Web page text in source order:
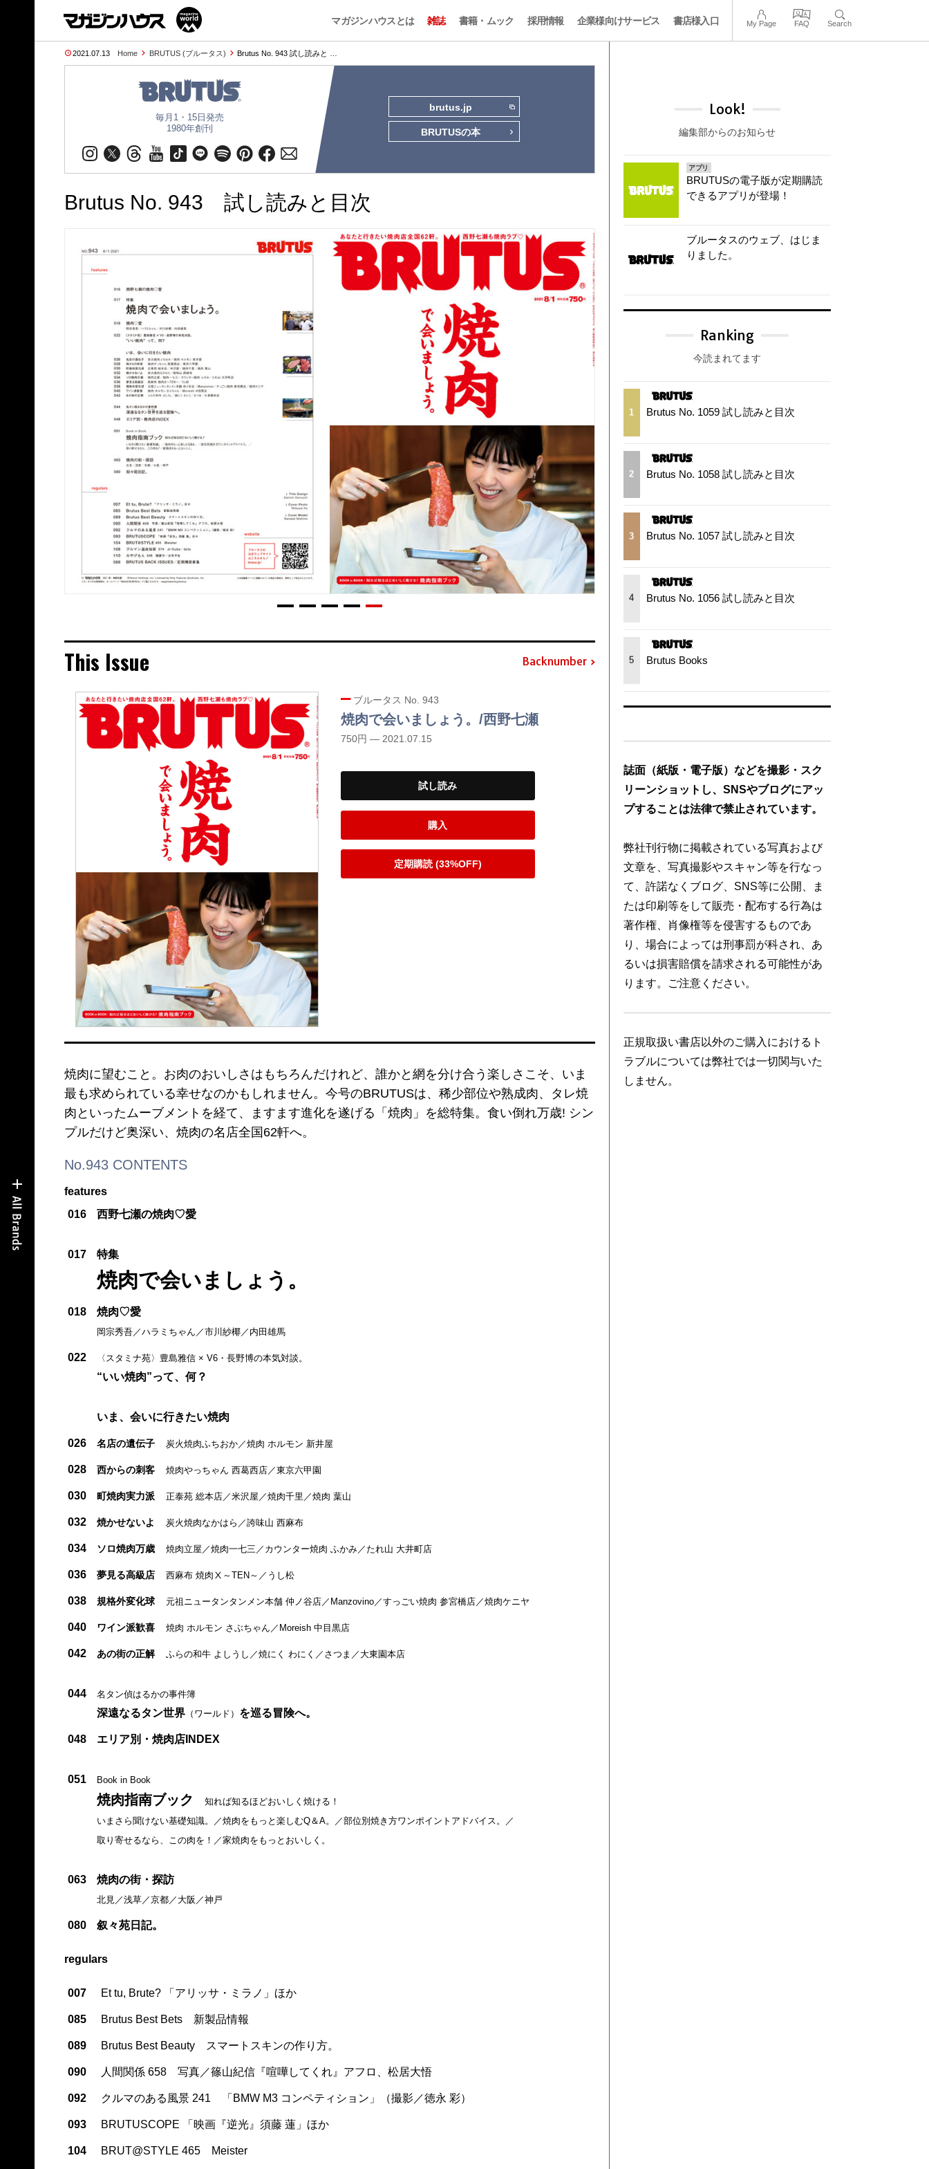
マガジンハウスとは 雑誌 書籍・ムック 採用情報 企業様向けサービス 書店様入口 My Page FAQ Search
2021.07.13 Home BRUTUS (ブルータス) Brutus No. 943 試し読みと …
毎月1・15日発売
1980年創刊
brutus.jp
BRUTUSの本
Brutus No. 943 試し読みと目次
This Issue Backnumber
ブルータス No. 943
焼肉で会いましょう。/西野七瀬
750円 — 2021.07.15
試し読み
購入
定期購読 (33%OFF)
焼肉に望むこと。お肉のおいしさはもちろんだけれど、誰かと網を分け合う楽しさこそ、いま
最も求められている幸せなのかもしれません。今号のBRUTUSは、稀少部位や熟成肉、タレ焼
肉といったムーブメントを経て、ますます進化を遂げる「焼肉」を総特集。食い倒れ万歳! シン
プルだけど奥深い、焼肉の名店全国62軒へ。
No.943 CONTENTS
features
016
西野七瀬の焼肉♡愛
017 特集
焼肉で会いましょう。
018 焼肉♡愛
岡宗秀吾／ハラミちゃん／市川紗椰／内田雄馬
022 〈スタミナ苑〉豊島雅信 × V6・長野博の本気対談。
“いい焼肉”って、何？
いま、会いに行きたい焼肉
026 名店の遺伝子 炭火焼肉ふちおか／焼肉 ホルモン 新井屋
028 西からの刺客 焼肉やっちゃん 西葛西店／東京六甲園
030 町焼肉実力派 正泰苑 総本店／米沢屋／焼肉千里／焼肉 葉山
032 焼かせないよ 炭火焼肉なかはら／誇味山 西麻布
034 ソロ焼肉万歳 焼肉立屋／焼肉一七三／カウンター焼肉 ふかみ／たれ山 大井町店
036 夢見る高級店 西麻布 焼肉Ⅹ～TEN～／うし松
038 規格外変化球 元祖ニュータンタンメン本舗 仲ノ谷店／Manzovino／すっごい焼肉 参宮橋店／焼肉ケニヤ
040 ワイン派歓喜 焼肉 ホルモン さぶちゃん／Moreish 中目黒店
042 あの街の正解 ふらの和牛 よしうし／焼にく わにく／さつま／大東園本店
044 名タン偵はるかの事件簿
深遠なるタン世界（ワールド） を巡る冒険へ。
048 エリア別・焼肉店INDEX
051 Book in Book
焼肉指南ブック
知れば知るほどおいしく焼ける！
いまさら聞けない基礎知識。／焼肉をもっと楽しむQ＆A。／部位別焼き方ワンポイントアドバイス。／
取り寄せるなら、この肉を！／家焼肉をもっとおいしく。
063 焼肉の街・探訪
北見／浅草／京都／大阪／神戸
080 叙々苑日記。
regulars
007 Et tu, Brute? 「アリッサ・ミラノ」ほか
085 Brutus Best Bets 新製品情報
089 Brutus Best Beauty スマートスキンの作り方。
090 人間関係 658 写真／篠山紀信『喧嘩してくれ』アフロ、松居大悟
092 クルマのある風景 241 「BMW M3 コンペティション」（撮影／徳永 彩）
093 BRUTUSCOPE 「映画『逆光』須藤 蓮」ほか
104 BRUT@STYLE 465 Meister
Look!
編集部からのお知らせ
アプリ
BRUTUSの電子版が定期購読
できるアプリが登場！
ブルータスのウェブ、はじま
りました。
Ranking
今読まれてます
1 Brutus No. 1059 試し読みと目次
2 Brutus No. 1058 試し読みと目次
3 Brutus No. 1057 試し読みと目次
4 Brutus No. 1056 試し読みと目次
5 Brutus Books
誌面（紙版・電子版）などを撮影・スク
リーンショットし、SNSやブログにアッ
プすることは法律で禁止されています。
弊社刊行物に掲載されている写真および
文章を、写真撮影やスキャン等を行なっ
て、許諾なくブログ、SNS等に公開、ま
たは印刷等をして販売・配布する行為は
著作権、肖像権等を侵害するものであ
り、場合によっては刑事罰が科され、あ
るいは損害賠償を請求される可能性があ
ります。ご注意ください。
正規取扱い書店以外のご購入におけるト
ラブルについては弊社では一切関与いた
しません。